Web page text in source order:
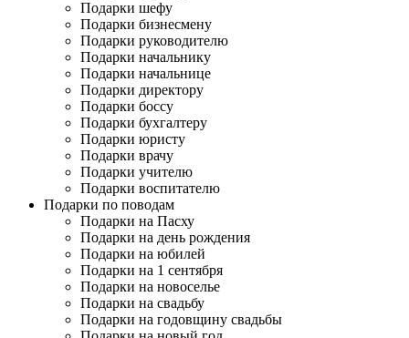
Подарки шефу
Подарки бизнесмену
Подарки руководителю
Подарки начальнику
Подарки начальнице
Подарки директору
Подарки боссу
Подарки бухгалтеру
Подарки юристу
Подарки врачу
Подарки учителю
Подарки воспитателю
Подарки по поводам
Подарки на Пасху
Подарки на день рождения
Подарки на юбилей
Подарки на 1 сентября
Подарки на новоселье
Подарки на свадьбу
Подарки на годовщину свадьбы